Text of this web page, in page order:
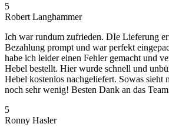
5
Robert Langhammer
Ich war rundum zufrieden. DIe Lieferung
Bezahlung prompt und war perfekt
habe ich leider einen Fehler gemacht und
Hebel bestellt. Hier wurde schnell und
Hebel kostenlos nachgeliefert. Sowas sieht
noch sehr wenig! Besten Dank an das
5
Ronny Hasler